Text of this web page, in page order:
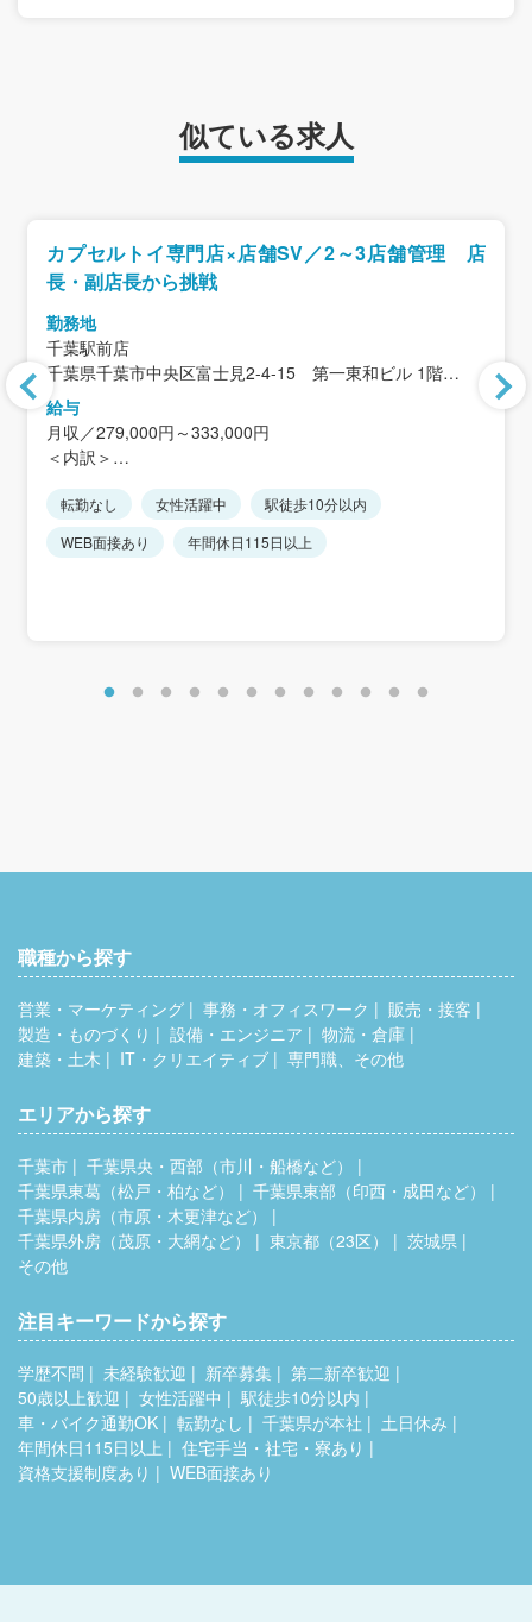
似ている求人
カプセルトイ専門店×店舗SV／2～3店舗管理 店
長・副店長から挑戦
勤務地
千葉駅前店
千葉県千葉市中央区富士見2-4-15 第一東和ビル 1階
＜アクセス＞「千葉駅」徒歩4分
千葉県内・千葉県近隣2～3店舗を担当してください。
※転勤の有無は選択することができます。
※就業途中で、転勤有無を切り替えることも可能です。
※仕事に慣れてくればリモート勤務（週2日程度）も可能で
す。
お知らせくださいね。
給与
月収／279,000円～333,000円
＜内訳＞
居住地手当／20,000円/月
SV手当／5,000円/月
店舗リーダー手当 10,000/月 ※当社規定に則る
転勤なし 女性活躍中
駅徒歩10分以内
WEB面接あり
年間休日115日以上
職種から探す
営業・マーケティング 事務・オフィスワーク
販売・接客
製造・ものづくり
設備・エンジニア
物流・倉庫
建築・土木
IT・クリエイティブ 専門職、その他
エリアから探す
千葉市
千葉県央・西部（市川・船橋など）
千葉県東葛（松戸・柏など）
千葉県東部（印西・成田など）
千葉県内房（市原・木更津など）
千葉県外房（茂原・大網など）
東京都（23区）
茨城県
その他
注目キーワードから探す
学歴不問 未経験歓迎 新卒募集
第二新卒歓迎
50歳以上歓迎
女性活躍中
駅徒歩10分以内
車・バイク通勤OK
転勤なし 千葉県が本社
土日休み
年間休日115日以上
住宅手当・社宅・寮あり
資格支援制度あり
WEB面接あり